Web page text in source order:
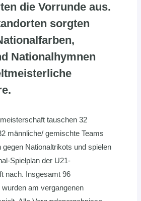
die Vorrunde aus.
sorgten
Nationalhymnen
tauschen 32
männliche/ gemischte Teams
gegen Nationaltrikots und spielen
Spielplan der U21-
nach. Insgesamt 96
am vergangenen